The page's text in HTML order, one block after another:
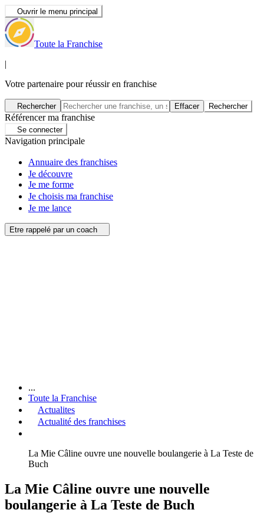
Ouvrir le menu principal
Toute la Franchise
|
Votre partenaire pour réussir en franchise
Rechercher Effacer Rechercher
Référencer ma franchise
Se connecter
Navigation principale
Annuaire des franchises
Je découvre
Je me forme
Je choisis ma franchise
Je me lance
Etre rappelé par un coach
...
Toute la Franchise
Actualites
Actualité des franchises
La Mie Câline ouvre une nouvelle boulangerie à La Teste de
Buch
La Mie Câline ouvre une nouvelle
boulangerie à La Teste de Buch